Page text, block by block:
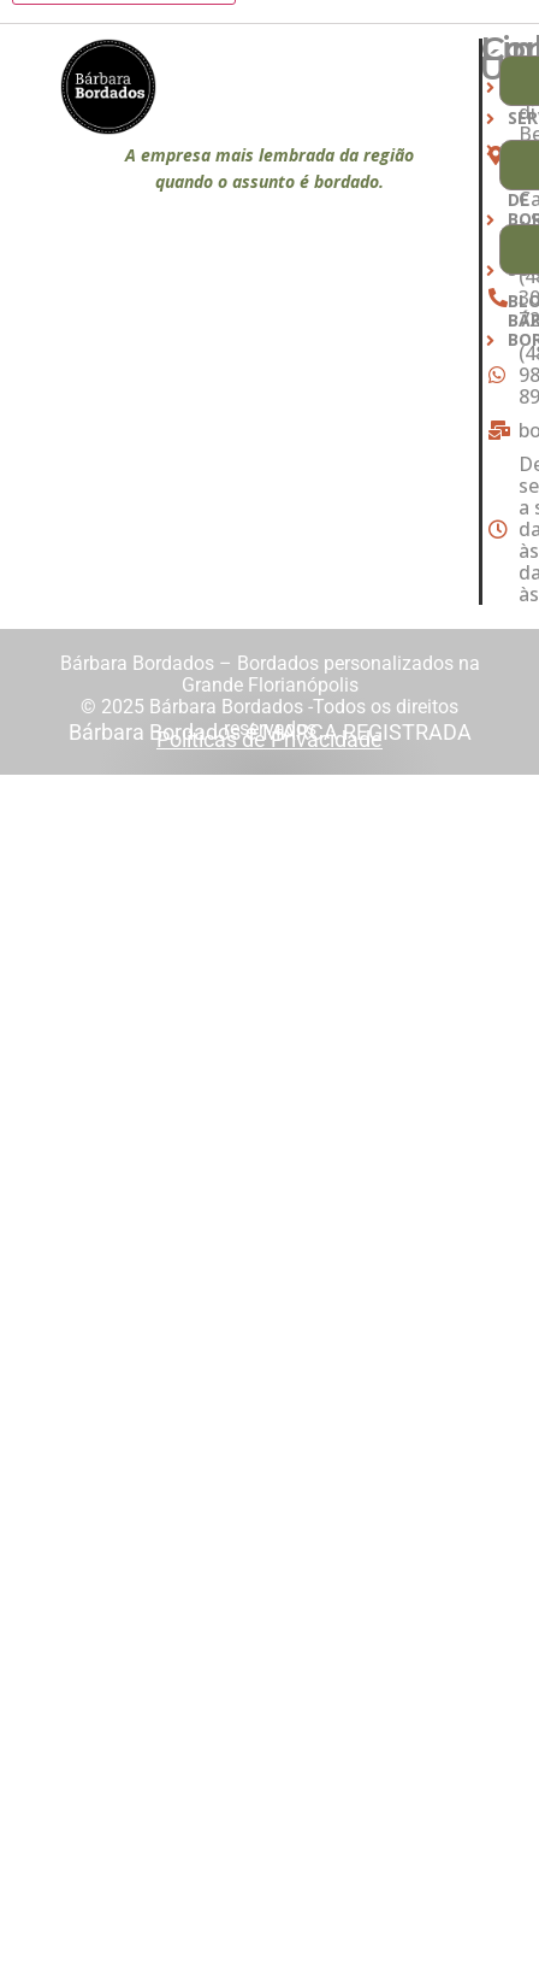
A empresa mais lembrada da região
quando o assunto é bordado.
DE
di
-
a
Bárbara Bordados – Bordados personalizados na
Grande Florianópolis
© 2025 Bárbara Bordados -Todos os direitos
reservados
Bárbara Bordados é MARCA REGISTRADA
Políticas de Privacidade